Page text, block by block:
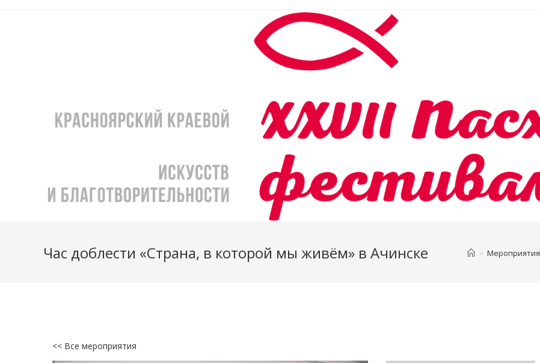
Час доблести «Страна, в которой мы живём» в Ачинске > Мероприятия
<< Все мероприятия